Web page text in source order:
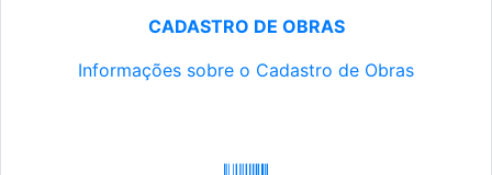
CADASTRO DE OBRAS
Informações sobre o Cadastro de Obras